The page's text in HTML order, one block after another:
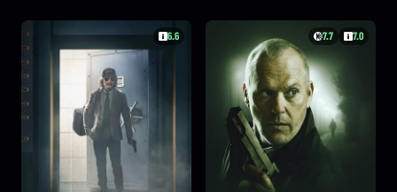
6.6 7.7 7.0